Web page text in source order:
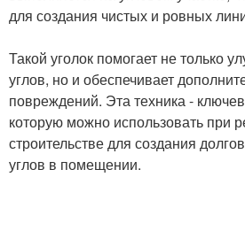
для создания чистых и ровных
Такой уголок помогает не только
углов, но и обеспечивает
повреждений. Эта техника -
которую можно использовать при
строительстве для создания
углов в помещении.